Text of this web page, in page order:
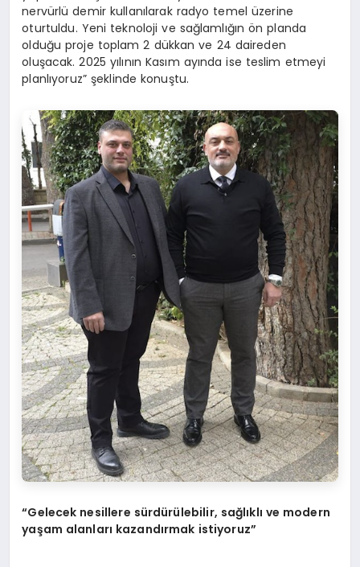
nervürlü demir kullanılarak radyo temel üzerine
oturtuldu. Yeni teknoloji ve sağlamlığın ön planda
olduğu proje toplam 2 dükkan ve 24 daireden
oluşacak. 2025 yılının Kasım ayında ise teslim etmeyi
planlıyoruz” şeklinde konuştu.
“Gelecek nesillere sürdürülebilir, sağlıklı ve modern
yaşam alanları kazandırmak istiyoruz”